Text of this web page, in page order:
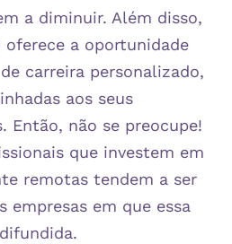
a diminuir. Além disso,
a oportunidade
carreira personalizado,
aos seus
Então, não se preocupe!
que investem em
remotas tendem a ser
empresas em que essa